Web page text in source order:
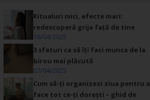
Ritualuri mici, efecte mari:
redescoperă grija față de tine
16/04/2025
3 sfaturi ca să îți faci munca de la
birou mai plăcută
07/04/2025
Cum să-ți organizezi ziua pentru a
face tot ce-ți dorești – ghid de